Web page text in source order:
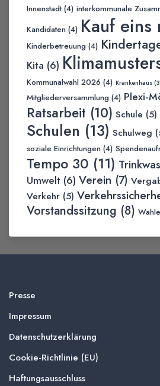
Innenstadt(4) interkommunale
Kandidaten (4) Kauf eins
Kinderbetreuung (4)
Kita (6)
Kommunalwahl 2026 (4) Krankenhaus
Mitgliederversammlung (4) Plexi-
Ratsarbeit (10) Schule (5)
Schulen (13) Schulweg
soziale Einrichtungen (4)
Tempo 30 (11)
Umwelt (6) Verein (7)
Verkehr (5)
Vorstandssitzung (8)
Presse
Impressum
Datenschutzerklärung
Cookie-Richtlinie (EU)
Haftungsausschluss